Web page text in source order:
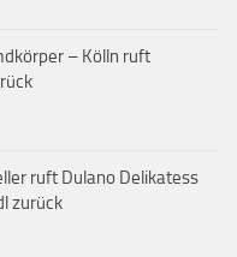
– Kölln ruft
ruft Dulano Delikatess
zurück